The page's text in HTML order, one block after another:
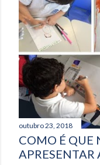
outubro 23, 2018
COMO É QUE
APRESENTAR